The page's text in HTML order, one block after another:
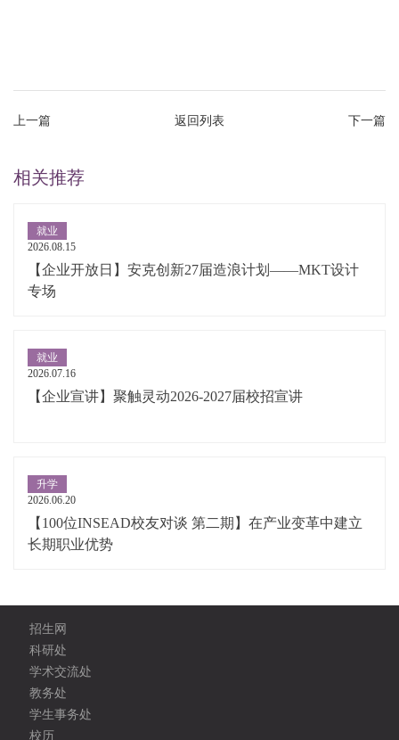
上一篇 返回列表 下一篇
相关推荐
就业
2026.08.15
【企业开放日】安克创新27届造浪计划——MKT设计
专场
就业
2026.07.16
【企业宣讲】聚触灵动2026-2027届校招宣讲
升学
2026.06.20
【100位INSEAD校友对谈 第二期】在产业变革中建立
长期职业优势
招生网
科研处
学术交流处
教务处
学生事务处
校历